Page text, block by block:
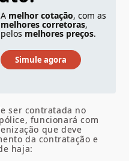
A melhor cotação, com as
melhores corretoras,
pelos melhores preços.
ser contratada no
funcionará com
que deve
da contratação e
haja: